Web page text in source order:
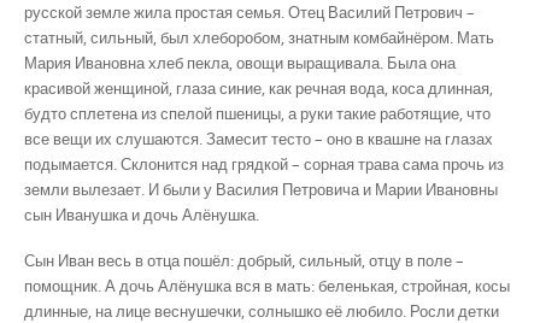
русской земле жила простая семья. Отец Василий Петрович –
статный, сильный, был хлеборобом, знатным комбайнёром. Мать
Мария Ивановна хлеб пекла, овощи выращивала. Была она
красивой женщиной, глаза синие, как речная вода, коса длинная,
будто сплетена из спелой пшеницы, а руки такие работящие, что
все вещи их слушаются. Замесит тесто – оно в квашне на глазах
подымается. Склонится над грядкой – сорная трава сама прочь из
земли вылезает. И были у Василия Петровича и Марии Ивановны
сын Иванушка и дочь Алёнушка.
Сын Иван весь в отца пошёл: добрый, сильный, отцу в поле –
помощник. А дочь Алёнушка вся в мать: беленькая, стройная, косы
длинные, на лице веснушечки, солнышко её любило. Росли детки